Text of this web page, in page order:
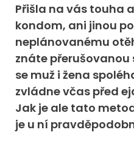
Přišla na vás touha
kondom, ani jinou
neplánovanému
znáte přerušovanou
se muž i žena
zvládne včas před
Jak je ale tato
je u ní